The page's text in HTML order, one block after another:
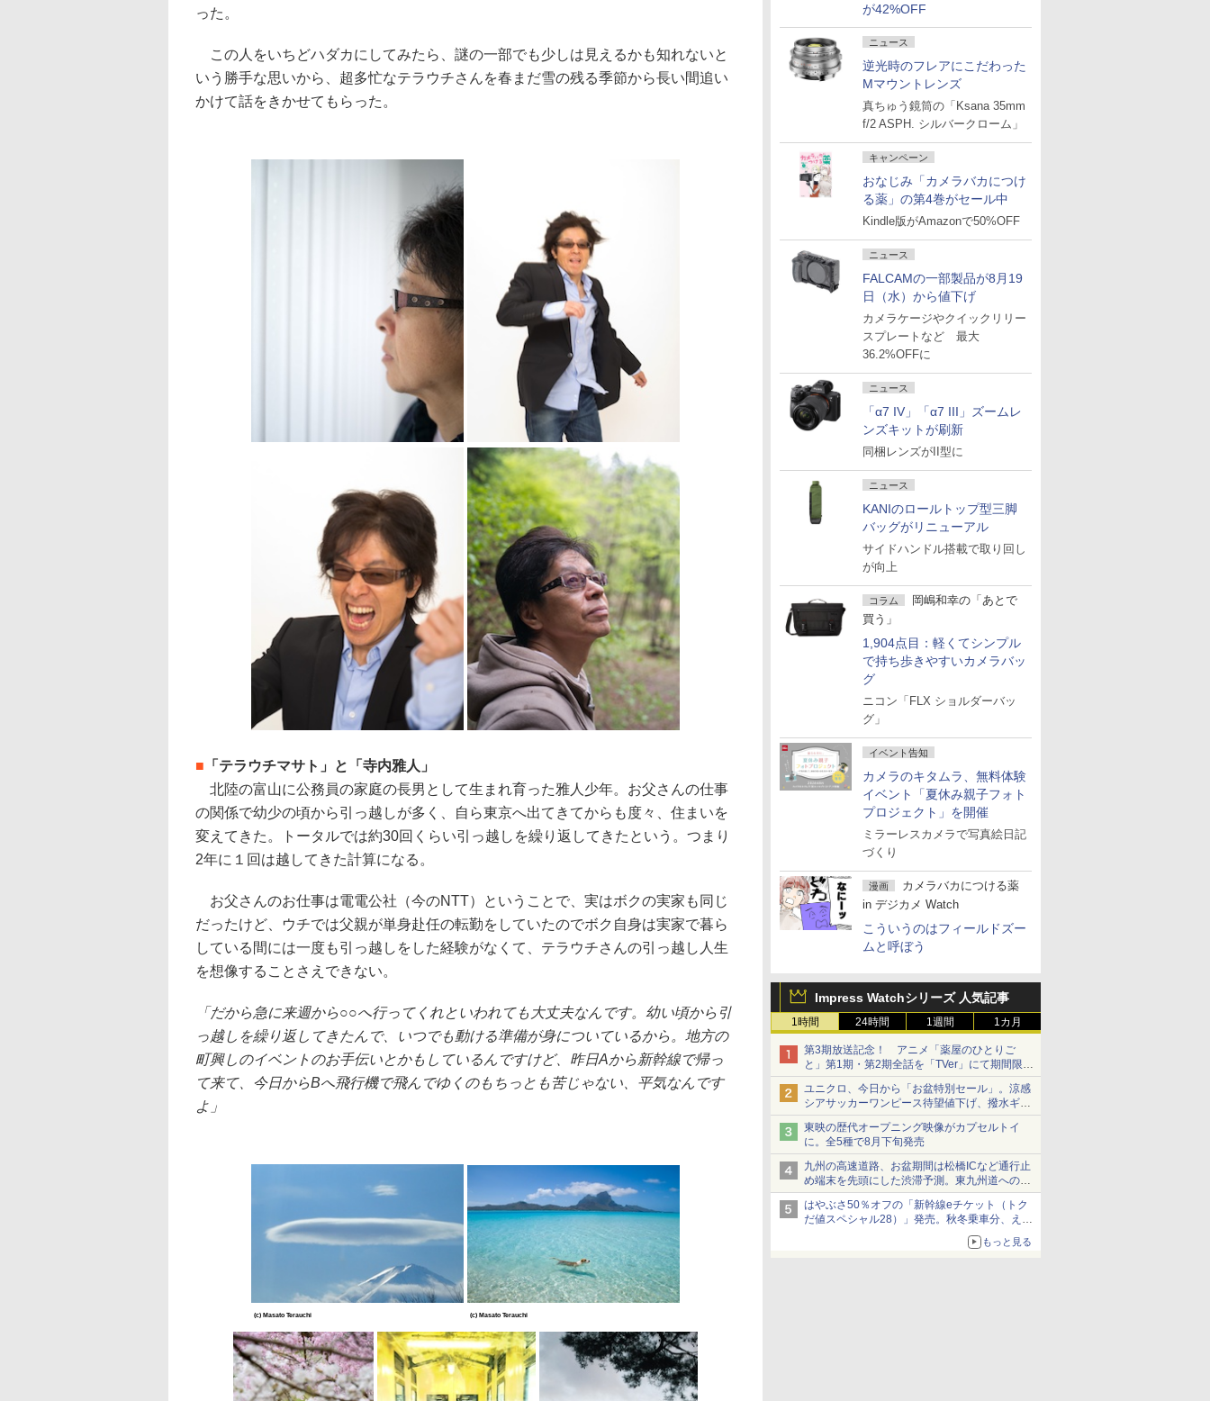
が42%OFF
ニュース
逆光時のフレアにこだわった
Mマウントレンズ
真ちゅう鏡筒の「Ksana 35mm
f/2 ASPH. シルバークローム」
キャンペーン
おなじみ「カメラバカにつけ
る薬」の第4巻がセール中
Kindle版がAmazonで50%OFF
ニュース
FALCAMの一部製品が8月19
日（水）から値下げ
カメラケージやクイックリリー
スプレートなど 最大
36.2%OFFに
ニュース
「α7 IV」「α7 III」ズームレ
ンズキットが刷新
同梱レンズがII型に
ニュース
KANIのロールトップ型三脚
バッグがリニューアル
サイドハンドル搭載で取り回し
が向上
コラム
岡嶋和幸の「あとで
買う」
1,904点目：軽くてシンプル
で持ち歩きやすいカメラバッ
グ
ニコン「FLX ショルダーバッ
グ」
イベント告知
カメラのキタムラ、無料体験
イベント「夏休み親子フォト
プロジェクト」を開催
ミラーレスカメラで写真絵日記
づくり
漫画
カメラバカにつける薬
in デジカメ Watch
こういうのはフィールドズー
ムと呼ぼう
Impress Watchシリーズ 人気記事
1時間 24時間 1週間 1カ月
第3期放送記念！ アニメ「薬屋のひとりご
と」第1期・第2期全話を「TVer」にて期間限定
で順次無料配信開始
ユニクロ、今日から「お盆特別セール」。涼感
シアサッカーワンピース待望値下げ、撥水ギア
ショーツは1990円に
東映の歴代オープニング映像がカプセルトイ
に。全5種で8月下旬発売
九州の高速道路、お盆期間は松橋ICなど通行止
め端末を先頭にした渋滞予測。東九州道への迂
回は料金調整を実施
はやぶさ50％オフの「新幹線eチケット（トク
だ値スペシャル28）」発売。秋冬乗車分、えき
もっと見る
った。
この人をいちどハダカにしてみたら、謎の一部でも少しは見えるかも知れないと
いう勝手な思いから、超多忙なテラウチさんを春まだ雪の残る季節から長い間追い
かけて話をきかせてもらった。
■ 「テラウチマサト」と「寺内雅人」
北陸の富山に公務員の家庭の長男として生まれ育った雅人少年。お父さんの仕事
の関係で幼少の頃から引っ越しが多く、自ら東京へ出てきてからも度々、住まいを
変えてきた。トータルでは約30回くらい引っ越しを繰り返してきたという。つまり
2年に１回は越してきた計算になる。
お父さんのお仕事は電電公社（今のNTT）ということで、実はボクの実家も同じ
だったけど、ウチでは父親が単身赴任の転勤をしていたのでボク自身は実家で暮ら
している間には一度も引っ越しをした経験がなくて、テラウチさんの引っ越し人生
を想像することさえできない。
「だから急に来週から○○へ行ってくれといわれても大丈夫なんです。幼い頃から引
っ越しを繰り返してきたんで、いつでも動ける準備が身についているから。地方の
町興しのイベントのお手伝いとかもしているんですけど、昨日Aから新幹線で帰っ
て来て、今日からBへ飛行機で飛んでゆくのもちっとも苦じゃない、平気なんです
よ」
(c) Masato Terauchi (c) Masato Terauchi